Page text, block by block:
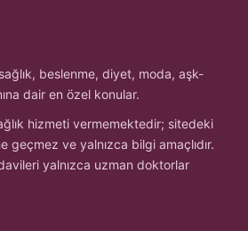
beslenme, diyet, moda, aşk-
dair en özel konular.
hizmeti vermemektedir; sitedeki
geçmez ve yalnızca bilgi amaçlıdır.
yalnızca uzman doktorlar